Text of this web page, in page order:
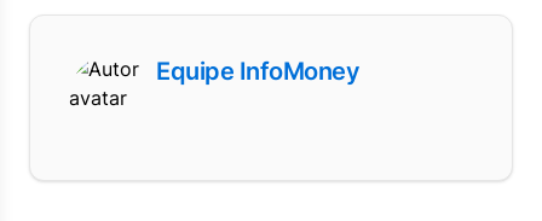
Equipe InfoMoney